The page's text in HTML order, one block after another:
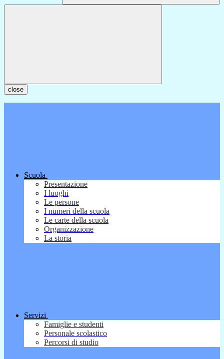
close
Scuola
Presentazione
I luoghi
Le persone
I numeri della scuola
Le carte della scuola
Organizzazione
La storia
Servizi
Famiglie e studenti
Personale scolastico
Percorsi di studio